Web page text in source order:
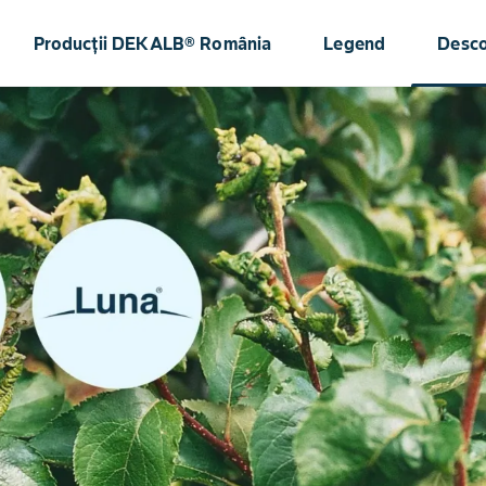
Producții DEKALB® România Legend